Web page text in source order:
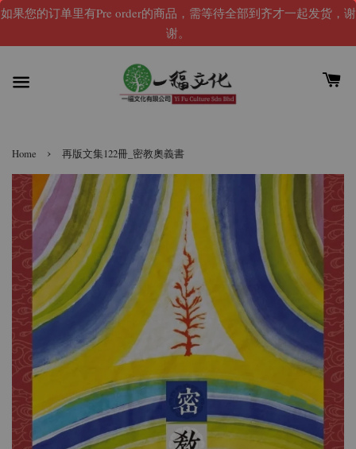
如果您的订单里有Pre order的商品，需等待全部到齐才一起发货，谢
谢。
Home › 再版文集122冊_密教奧義書